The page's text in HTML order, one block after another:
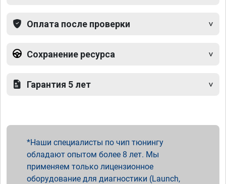
Оплата после проверки
Сохранение ресурса
Гарантия 5 лет
Наши специалисты по чип тюнингу
обладают опытом более 8 лет. Мы
применяем только лицензионное
оборудование для диагностики (Launch,